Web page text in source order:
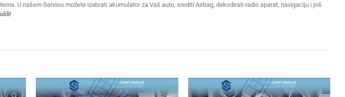
U našem Servisu možete izabrati akumulator za Vaš auto, srediti Airbag, dekodirati radio aparat, navigaciju i još